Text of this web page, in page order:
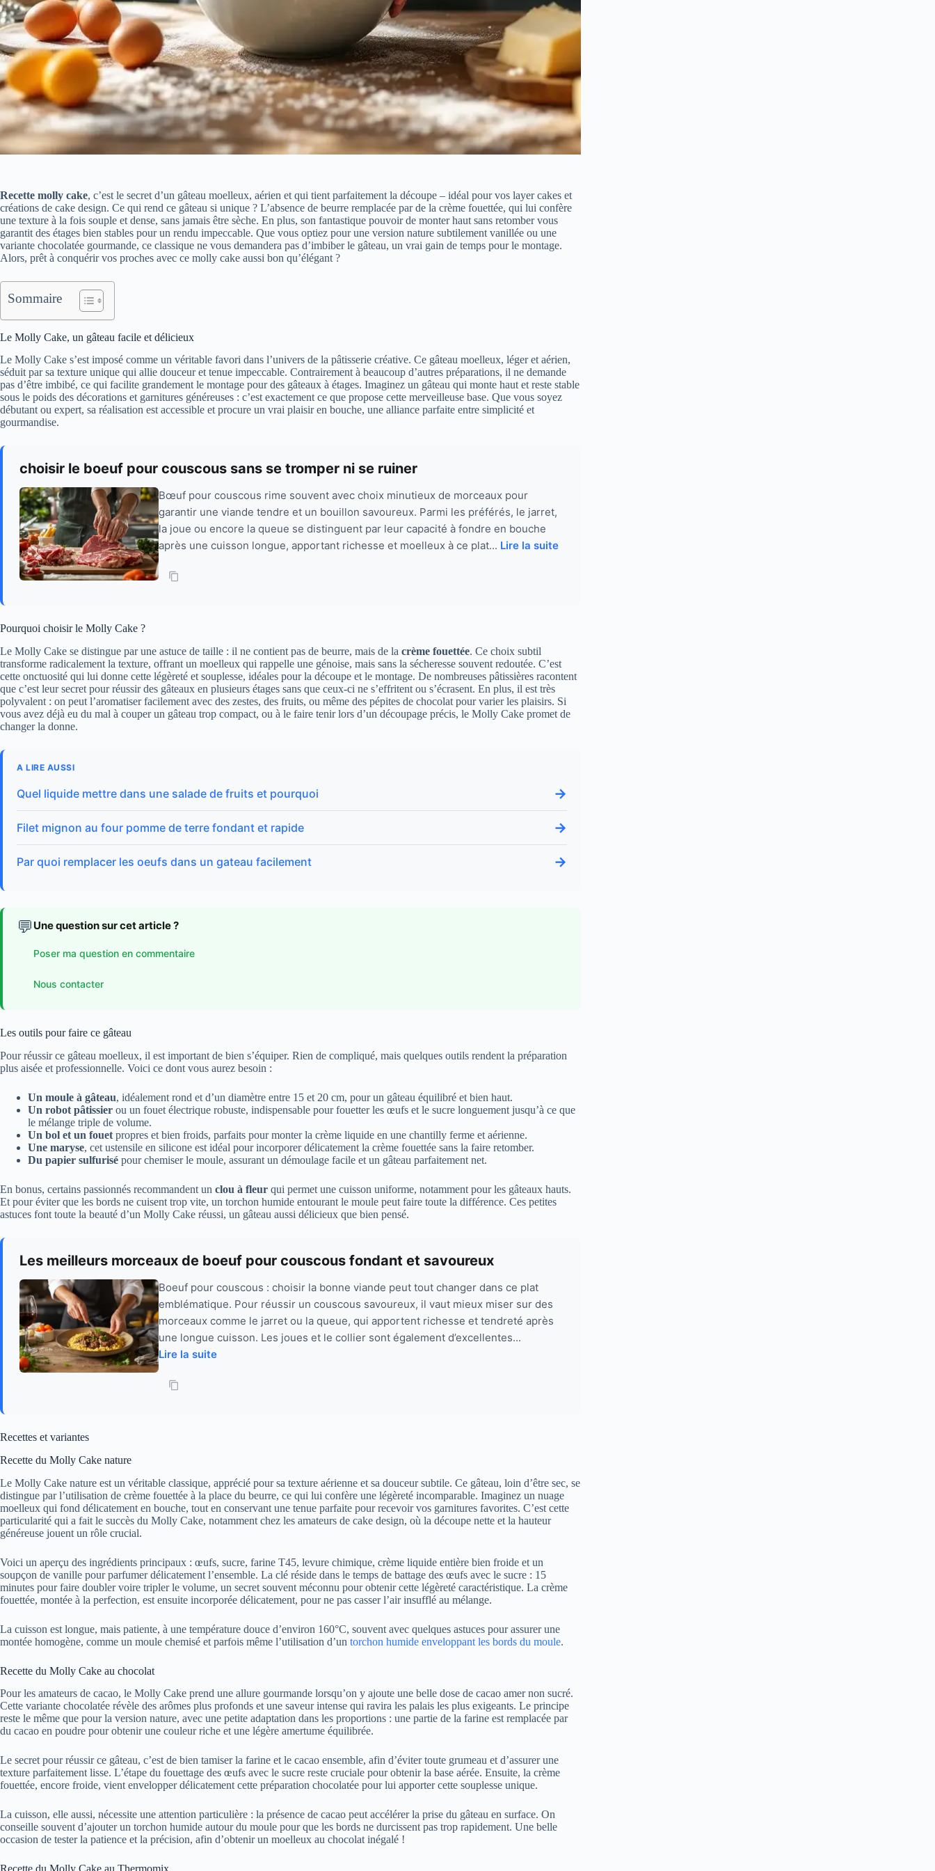
Recette molly cake, c’est le secret d’un gâteau moelleux, aérien et qui tient parfaitement la découpe – idéal pour vos layer cakes et
créations de cake design. Ce qui rend ce gâteau si unique ? L’absence de beurre remplacée par de la crème fouettée, qui lui confère
une texture à la fois souple et dense, sans jamais être sèche. En plus, son fantastique pouvoir de monter haut sans retomber vous
garantit des étages bien stables pour un rendu impeccable. Que vous optiez pour une version nature subtilement vanillée ou une
variante chocolatée gourmande, ce classique ne vous demandera pas d’imbiber le gâteau, un vrai gain de temps pour le montage.
Alors, prêt à conquérir vos proches avec ce molly cake aussi bon qu’élégant ?
Sommaire
Le Molly Cake, un gâteau facile et délicieux
Le Molly Cake s’est imposé comme un véritable favori dans l’univers de la pâtisserie créative. Ce gâteau moelleux, léger et aérien,
séduit par sa texture unique qui allie douceur et tenue impeccable. Contrairement à beaucoup d’autres préparations, il ne demande
pas d’être imbibé, ce qui facilite grandement le montage pour des gâteaux à étages. Imaginez un gâteau qui monte haut et reste stable
sous le poids des décorations et garnitures généreuses : c’est exactement ce que propose cette merveilleuse base. Que vous soyez
débutant ou expert, sa réalisation est accessible et procure un vrai plaisir en bouche, une alliance parfaite entre simplicité et
gourmandise.
choisir le boeuf pour couscous sans se tromper ni se ruiner
Bœuf pour couscous rime souvent avec choix minutieux de morceaux pour
garantir une viande tendre et un bouillon savoureux. Parmi les préférés, le jarret,
la joue ou encore la queue se distinguent par leur capacité à fondre en bouche
après une cuisson longue, apportant richesse et moelleux à ce plat... Lire la suite
Pourquoi choisir le Molly Cake ?
Le Molly Cake se distingue par une astuce de taille : il ne contient pas de beurre, mais de la crème fouettée. Ce choix subtil
transforme radicalement la texture, offrant un moelleux qui rappelle une génoise, mais sans la sécheresse souvent redoutée. C’est
cette onctuosité qui lui donne cette légèreté et souplesse, idéales pour la découpe et le montage. De nombreuses pâtissières racontent
que c’est leur secret pour réussir des gâteaux en plusieurs étages sans que ceux-ci ne s’effritent ou s’écrasent. En plus, il est très
polyvalent : on peut l’aromatiser facilement avec des zestes, des fruits, ou même des pépites de chocolat pour varier les plaisirs. Si
vous avez déjà eu du mal à couper un gâteau trop compact, ou à le faire tenir lors d’un découpage précis, le Molly Cake promet de
changer la donne.
A LIRE AUSSI
Quel liquide mettre dans une salade de fruits et pourquoi →
Filet mignon au four pomme de terre fondant et rapide →
Par quoi remplacer les oeufs dans un gateau facilement →
💬 Une question sur cet article ?
Poser ma question en commentaire
Nous contacter
Les outils pour faire ce gâteau
Pour réussir ce gâteau moelleux, il est important de bien s’équiper. Rien de compliqué, mais quelques outils rendent la préparation
plus aisée et professionnelle. Voici ce dont vous aurez besoin :
Un moule à gâteau, idéalement rond et d’un diamètre entre 15 et 20 cm, pour un gâteau équilibré et bien haut.
Un robot pâtissier ou un fouet électrique robuste, indispensable pour fouetter les œufs et le sucre longuement jusqu’à ce que
le mélange triple de volume.
Un bol et un fouet propres et bien froids, parfaits pour monter la crème liquide en une chantilly ferme et aérienne.
Une maryse, cet ustensile en silicone est idéal pour incorporer délicatement la crème fouettée sans la faire retomber.
Du papier sulfurisé pour chemiser le moule, assurant un démoulage facile et un gâteau parfaitement net.
En bonus, certains passionnés recommandent un clou à fleur qui permet une cuisson uniforme, notamment pour les gâteaux hauts.
Et pour éviter que les bords ne cuisent trop vite, un torchon humide entourant le moule peut faire toute la différence. Ces petites
astuces font toute la beauté d’un Molly Cake réussi, un gâteau aussi délicieux que bien pensé.
Les meilleurs morceaux de boeuf pour couscous fondant et savoureux
Boeuf pour couscous : choisir la bonne viande peut tout changer dans ce plat
emblématique. Pour réussir un couscous savoureux, il vaut mieux miser sur des
morceaux comme le jarret ou la queue, qui apportent richesse et tendreté après
une longue cuisson. Les joues et le collier sont également d’excellentes...
Lire la suite
Recettes et variantes
Recette du Molly Cake nature
Le Molly Cake nature est un véritable classique, apprécié pour sa texture aérienne et sa douceur subtile. Ce gâteau, loin d’être sec, se
distingue par l’utilisation de crème fouettée à la place du beurre, ce qui lui confère une légèreté incomparable. Imaginez un nuage
moelleux qui fond délicatement en bouche, tout en conservant une tenue parfaite pour recevoir vos garnitures favorites. C’est cette
particularité qui a fait le succès du Molly Cake, notamment chez les amateurs de cake design, où la découpe nette et la hauteur
généreuse jouent un rôle crucial.
Voici un aperçu des ingrédients principaux : œufs, sucre, farine T45, levure chimique, crème liquide entière bien froide et un
soupçon de vanille pour parfumer délicatement l’ensemble. La clé réside dans le temps de battage des œufs avec le sucre : 15
minutes pour faire doubler voire tripler le volume, un secret souvent méconnu pour obtenir cette légèreté caractéristique. La crème
fouettée, montée à la perfection, est ensuite incorporée délicatement, pour ne pas casser l’air insufflé au mélange.
La cuisson est longue, mais patiente, à une température douce d’environ 160°C, souvent avec quelques astuces pour assurer une
montée homogène, comme un moule chemisé et parfois même l’utilisation d’un torchon humide enveloppant les bords du moule.
Recette du Molly Cake au chocolat
Pour les amateurs de cacao, le Molly Cake prend une allure gourmande lorsqu’on y ajoute une belle dose de cacao amer non sucré.
Cette variante chocolatée révèle des arômes plus profonds et une saveur intense qui ravira les palais les plus exigeants. Le principe
reste le même que pour la version nature, avec une petite adaptation dans les proportions : une partie de la farine est remplacée par
du cacao en poudre pour obtenir une couleur riche et une légère amertume équilibrée.
Le secret pour réussir ce gâteau, c’est de bien tamiser la farine et le cacao ensemble, afin d’éviter toute grumeau et d’assurer une
texture parfaitement lisse. L’étape du fouettage des œufs avec le sucre reste cruciale pour obtenir la base aérée. Ensuite, la crème
fouettée, encore froide, vient envelopper délicatement cette préparation chocolatée pour lui apporter cette souplesse unique.
La cuisson, elle aussi, nécessite une attention particulière : la présence de cacao peut accélérer la prise du gâteau en surface. On
conseille souvent d’ajouter un torchon humide autour du moule pour que les bords ne durcissent pas trop rapidement. Une belle
occasion de tester la patience et la précision, afin d’obtenir un moelleux au chocolat inégalé !